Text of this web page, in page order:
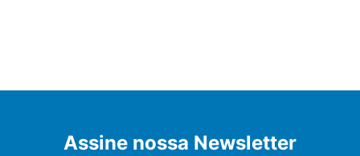
Assine nossa Newsletter